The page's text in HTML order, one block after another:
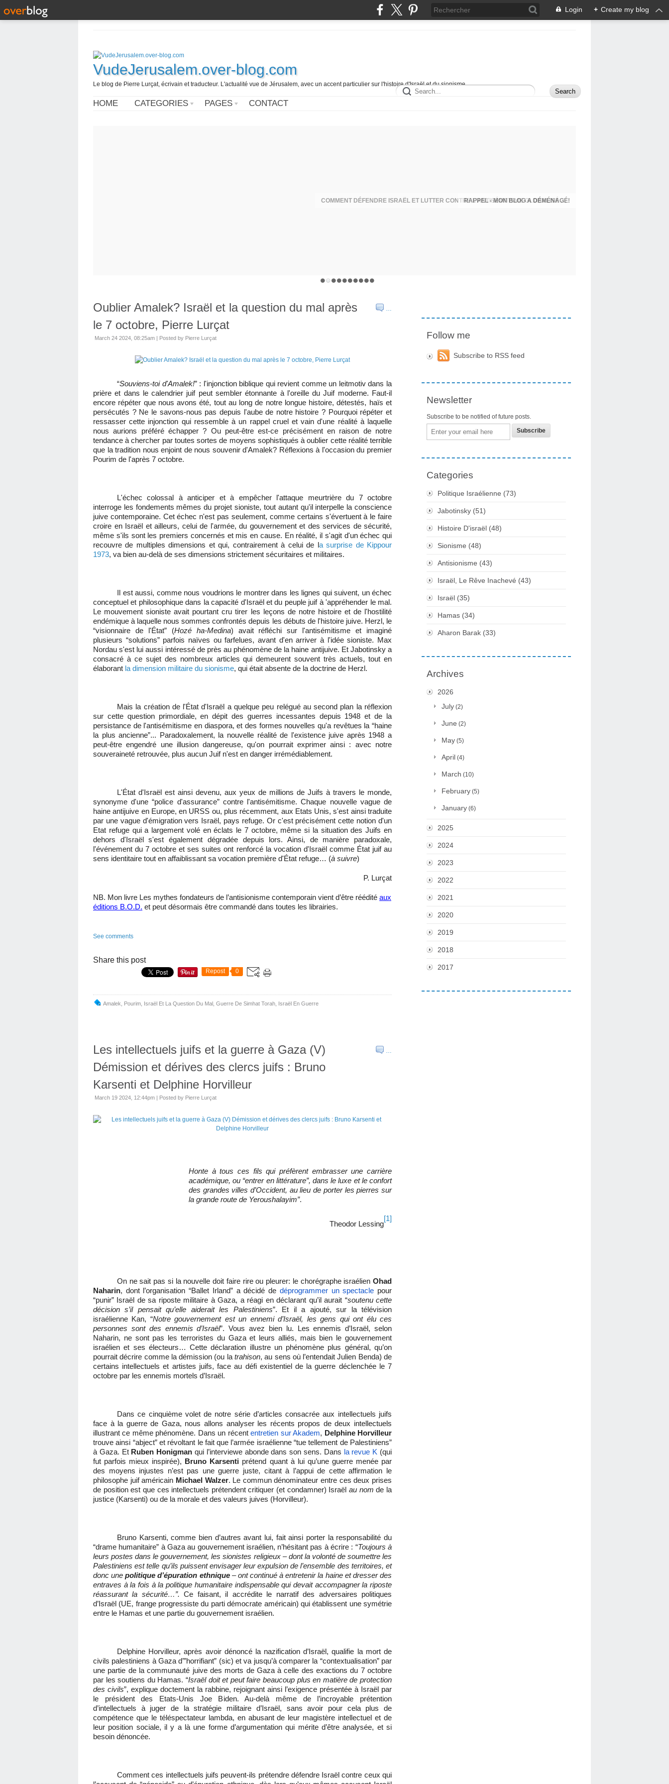
Login + Create my blog
VudeJerusalem.over-blog.com
Le blog de Pierre Lurçat, écrivain et traducteur. L'actualité vue de Jérusalem, avec un accent particulier sur l'histoire d'Israël et du sionisme.
HOME CATEGORIES PAGES CONTACT
RAPPEL - MON BLOG A DÉMÉNAGÉ!
…
Oublier Amalek? Israël et la question du mal après
le 7 octobre, Pierre Lurçat
March 24 2024, 08:25am | Posted by Pierre Lurçat
“Souviens-toi d'Amalek!” : l'injonction biblique qui revient comme un leitmotiv dans la
prière et dans le calendrier juif peut sembler étonnante à l'oreille du Juif moderne. Faut-il
encore répéter que nous avons été, tout au long de notre longue histoire, détestés, haïs et
persécutés ? Ne le savons-nous pas depuis l'aube de notre histoire ? Pourquoi répéter et
ressasser cette injonction qui ressemble à un rappel cruel et vain d'une réalité à laquelle
nous aurions préféré échapper ? Ou peut-être est-ce précisément en raison de notre
tendance à chercher par toutes sortes de moyens sophistiqués à oublier cette réalité terrible
que la tradition nous enjoint de nous souvenir d'Amalek? Réflexions à l'occasion du premier
Pourim de l'après 7 octobre.
L'échec colossal à anticiper et à empêcher l'attaque meurtrière du 7 octobre
interroge les fondements mêmes du projet sioniste, tout autant qu'il interpelle la conscience
juive contemporaine. Cet échec n'est pas seulement, comme certains s'évertuent à le faire
croire en Israël et ailleurs, celui de l'armée, du gouvernement et des services de sécurité,
même s'ils sont les premiers concernés et mis en cause. En réalité, il s'agit d'un échec qui
recouvre de multiples dimensions et qui, contrairement à celui de l a surprise de Kippour
1973, va bien au-delà de ses dimensions strictement sécuritaires et militaires.
Il est aussi, comme nous voudrions le montrer dans les lignes qui suivent, un échec
conceptuel et philosophique dans la capacité d'Israël et du peuple juif à 'appréhender le mal.
Le mouvement sioniste avait pourtant cru tirer les leçons de notre histoire et de l'hostilité
endémique à laquelle nous sommes confrontés depuis les débuts de l'histoire juive. Herzl, le
“visionnaire de l'État” (Hozé ha-Medina) avait réfléchi sur l'antisémitisme et imaginé
plusieurs “solutions” parfois naïves ou farfelues, avant d'en arriver à l'idée sioniste. Max
Nordau s'est lui aussi intéressé de près au phénomène de la haine antijuive. Et Jabotinsky a
consacré à ce sujet des nombreux articles qui demeurent souvent très actuels, tout en
élaborant la dimension militaire du sionisme, qui était absente de la doctrine de Herzl.
Mais la création de l'État d'Israël a quelque peu relégué au second plan la réflexion
sur cette question primordiale, en dépit des guerres incessantes depuis 1948 et de la
persistance de l'antisémitisme en diaspora, et des formes nouvelles qu'a revêtues la “haine
la plus ancienne”... Paradoxalement, la nouvelle réalité de l'existence juive après 1948 a
peut-être engendré une illusion dangereuse, qu'on pourrait exprimer ainsi : avec notre
souveraineté retrouvée, plus aucun Juif n'est en danger irrémédiablement.
L'État d'Israël est ainsi devenu, aux yeux de millions de Juifs à travers le monde,
synonyme d'une “police d'assurance” contre l'antisémitisme. Chaque nouvelle vague de
haine antijuive en Europe, en URSS ou, plus récemment, aux Etats Unis, s'est ainsi traduite
par une vague d'émigration vers Israël, pays refuge. Or c'est précisément cette notion d'un
Etat refuge qui a largement volé en éclats le 7 octobre, même si la situation des Juifs en
dehors d'Israël s'est également dégradée depuis lors. Ainsi, de manière paradoxale,
l'événement du 7 octobre et ses suites ont renforcé la vocation d'Israël comme État juif au
sens identitaire tout en affaiblissant sa vocation première d'État refuge… (à suivre)
P. Lurçat
NB. Mon livre Les mythes fondateurs de l’antisionisme contemporain vient d’être réédité aux
éditions B.O.D. et peut désormais être commandé dans toutes les librairies.
See comments
Share this post
Repost 0
Amalek Pourim Israël Et La Question Du Mal Guerre De Simhat Torah Israël En Guerre
…
Les intellectuels juifs et la guerre à Gaza (V)
Démission et dérives des clercs juifs : Bruno
Karsenti et Delphine Horvilleur
March 19 2024, 12:44pm | Posted by Pierre Lurçat
Honte à tous ces fils qui préfèrent embrasser une carrière
académique, ou “entrer en littérature”, dans le luxe et le confort
des grandes villes d’Occident, au lieu de porter les pierres sur
la grande route de Yeroushalayim”.
Theodor Lessing
[1]
On ne sait pas si la nouvelle doit faire rire ou pleurer: le chorégraphe israélien Ohad
Naharin, dont l’organisation “Ballet Irland” a décidé de déprogrammer un spectacle pour
“punir” Israël de sa riposte militaire à Gaza, a réagi en déclarant qu’il aurait “soutenu cette
décision s’il pensait qu’elle aiderait les Palestiniens”. Et il a ajouté, sur la télévision
israélienne Kan, “Notre gouvernement est un ennemi d’Israël, les gens qui ont élu ces
personnes sont des ennemis d’Israël”. Vous avez bien lu. Les ennemis d’Israël, selon
Naharin, ne sont pas les terroristes du Gaza et leurs alliés, mais bien le gouvernement
israélien et ses électeurs… Cette déclaration illustre un phénomène plus général, qu’on
pourrait décrire comme la démission (ou la trahison, au sens où l’entendait Julien Benda) de
certains intellectuels et artistes juifs, face au défi existentiel de la guerre déclenchée le 7
octobre par les ennemis mortels d’Israël.
Dans ce cinquième volet de notre série d’articles consacrée aux intellectuels juifs
face à la guerre de Gaza, nous allons analyser les récents propos de deux intellectuels
illustrant ce même phénomène. Dans un récententretien sur Akadem, Delphine Horvilleur
trouve ainsi “abject” et révoltant le fait que l’armée israélienne “tue tellement de Palestiniens”
à Gaza. Et Ruben Honigman qui l’interviewe abonde dans son sens. Dans la revue K (qui
fut parfois mieux inspirée),
Bruno Karsenti prétend quant à lui qu’une guerre menée par
des moyens injustes n’est pas une guerre juste, citant à l’appui de cette affirmation le
philosophe juif américain Michael Walzer. Le commun dénominateur entre ces deux prises
de position est que ces intellectuels prétendent critiquer (et condamner) Israëlau nom de la
justice (Karsenti) ou de la morale et des valeurs juives (Horvilleur).
Bruno Karsenti, comme bien d’autres avant lui, fait ainsi porter la responsabilité du
“drame humanitaire” à Gaza au gouvernement israélien, n’hésitant pas à écrire : “Toujours à
leurs postes dans le gouvernement, les sionistes religieux – dont la volonté de soumettre les
Palestiniens est telle qu’ils puissent envisager leur expulsion de l’ensemble des territoires, et
donc unepolitique d’épuration ethnique– ont continué à entretenir la haine et dresser des
entraves à la fois à la politique humanitaire indispensable qui devait accompagner la riposte
réassurant la sécurité…”.Ce faisant, il accrédite le narratif des adversaires politiques
d’Israël (UE, frange progressiste du parti démocrate américain) qui établissent une symétrie
entre le Hamas et une partie du gouvernement israélien.
Delphine Horvilleur, après avoir dénoncé la nazification d’Israël, qualifie la mort de
civils palestiniens à Gaza d’”horrifiant” (sic) et va jusqu’à comparer la “contextualisation” par
une partie de la communauté juive des morts de Gaza à celle des exactions du 7 octobre
par les soutiens du Hamas. “Israël doit et peut faire beaucoup plus en matière de protection
des civils”, explique doctement la rabbine, rejoignant ainsi l’exigence présentée à Israël par
le président des Etats-Unis Joe Biden. Au-delà même de l’incroyable prétention
d’intellectuels à juger de la stratégie militaire d’Israël, sans avoir pour cela plus de
compétence que le téléspectateur lambda, en abusant de leur magistère intellectuel et de
leur position sociale, il y a là une forme d’argumentation qui mérite d’être analysée, et si
besoin dénoncée.
Comment ces intellectuels juifs peuvent-ils prétendre défendre Israël contre ceux qui
Follow me
Subscribe to RSS feed
Newsletter
Subscribe to be notified of future posts.
Email
Categories
Politique Israélienne (73)
Jabotinsky (51)
Histoire D'israël (48)
Sionisme (48)
Antisionisme (43)
Israël, Le Rêve Inachevé (43)
Israël (35)
Hamas (34)
Aharon Barak (33)
Archives
2026
July (2)
June (2)
May (5)
April (4)
March (10)
February (5)
January (6)
2025
2024
2023
2022
2021
2020
2019
2018
2017